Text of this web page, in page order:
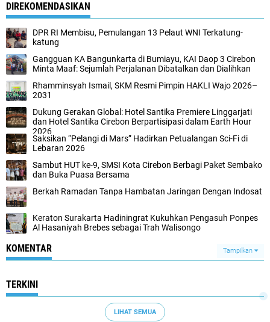
DIREKOMENDASIKAN
DPR RI Membisu, Pemulangan 13 Pelaut WNI Terkatung-
katung
Gangguan KA Bangunkarta di Bumiayu, KAI Daop 3 Cirebon
Minta Maaf: Sejumlah Perjalanan Dibatalkan dan Dialihkan
Rhamminsyah Ismail, SKM Resmi Pimpin HAKLI Wajo 2026–
2031
Dukung Gerakan Global: Hotel Santika Premiere Linggarjati
dan Hotel Santika Cirebon Berpartisipasi dalam Earth Hour
2026
Saksikan “Pelangi di Mars” Hadirkan Petualangan Sci-Fi di
Lebaran 2026
Sambut HUT ke-9, SMSI Kota Cirebon Berbagi Paket Sembako
dan Buka Puasa Bersama
Berkah Ramadan Tanpa Hambatan Jaringan Dengan Indosat
Keraton Surakarta Hadiningrat Kukuhkan Pengasuh Ponpes
Al Hasaniyah Brebes sebagai Trah Walisongo
KOMENTAR Tampilkan
TERKINI
LIHAT SEMUA